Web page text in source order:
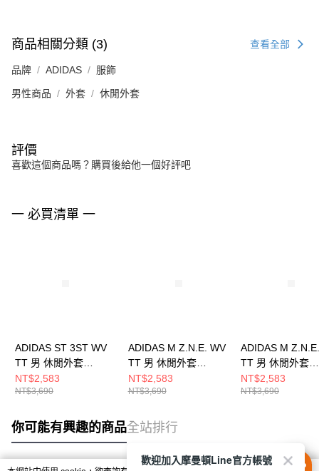
商品相關分類 (3) 查看全部
品牌 ADIDAS 服飾
男性商品 外套 休閒外套
評價
喜歡這個商品嗎？購買後給他一個好評吧
一 必買清單 一
ADIDAS ST 3ST WV
TT 男 休閒外套
JL6091
NT$2,583
NT$3,690
ADIDAS M Z.N.E. WV
TT 男 休閒外套
KE4877
NT$2,583
NT$3,690
ADIDAS M
TT 男 休閒外套
KE4880
NT$2,583
NT$3,690
你可能有興趣的商品全站排行
歡迎加入摩曼頓Line官方帳號